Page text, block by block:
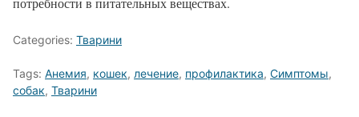
Categories: Тварини
Tags: Анемия, кошек, лечение, профилактика, Симптомы,
собак, Тварини